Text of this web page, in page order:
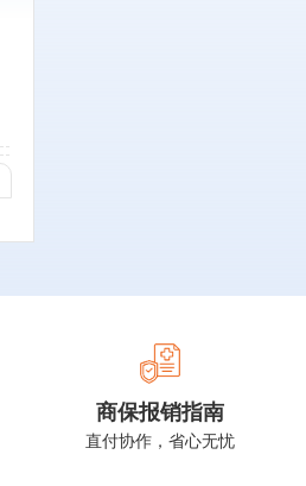
商保报销指南
直付协作，省心无忧